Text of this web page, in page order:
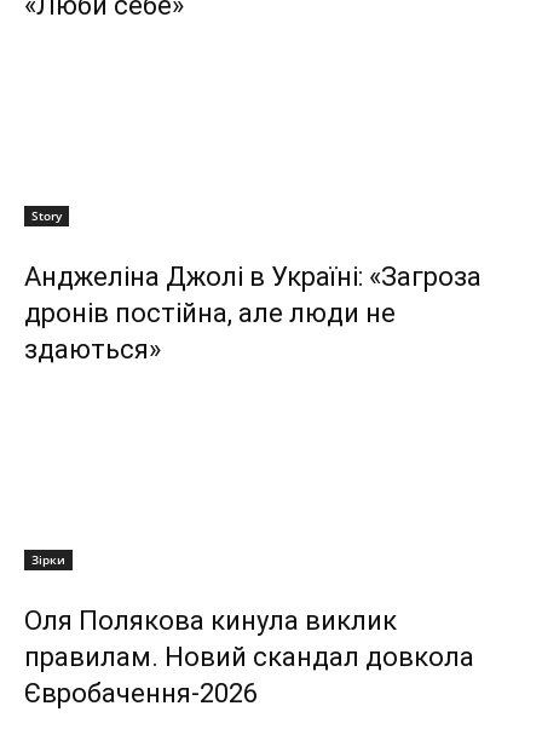
Story
Анджеліна Джолі в Україні: «Загроза
дронів постійна, але люди не
здаються»
Зірки
Оля Полякова кинула виклик
правилам. Новий скандал довкола
Євробачення-2026